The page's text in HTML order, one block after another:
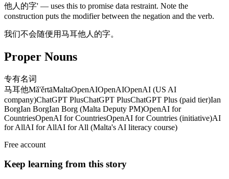
他人的字' — uses this to promise data restraint. Note the
construction puts the modifier between the negation and the verb.
我们不会随便用马耳他人的字。
Proper Nouns
专有名词
马耳他Mǎ'ěrtāMaltaOpenAIOpenAIOpenAI (US AI
company)ChatGPT PlusChatGPT PlusChatGPT Plus (paid tier)Ian
BorgIan BorgIan Borg (Malta Deputy PM)OpenAI for
CountriesOpenAI for CountriesOpenAI for Countries (initiative)AI
for AllAI for AllAI for All (Malta's AI literacy course)
Free account
Keep learning from this story